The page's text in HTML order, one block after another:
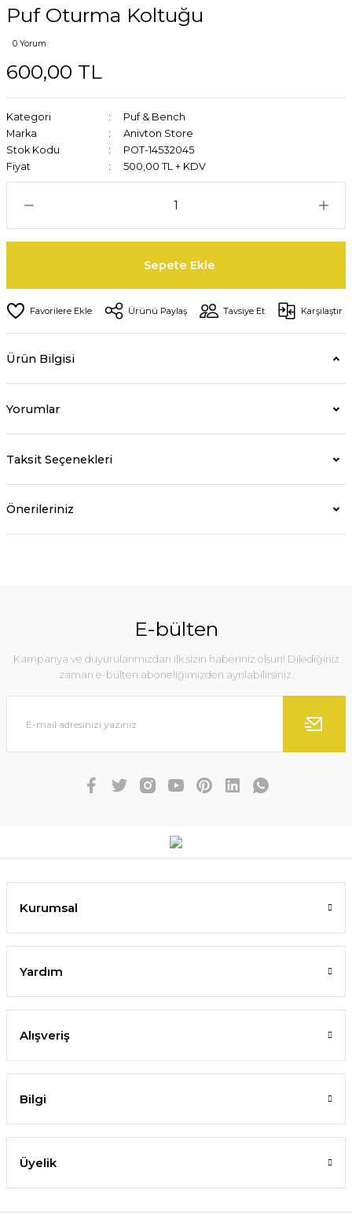
Puf Oturma Koltuğu
0 Yorum
600,00 TL
Kategori
Puf & Bench
Marka
Anivton Store
Stok Kodu
POT-14532045
Fiyat
500,00 TL + KDV
Sepete Ekle
Ürünü Paylaş Tavsiye Et Karşılaştır
Ürün Bilgisi
Yorumlar
Taksit Seçenekleri
Önerileriniz
E-bülten
Kampanya ve duyurularımızdan ilk sizin haberiniz olsun! Dilediğiniz
zaman e-bülten aboneliğimizden ayrılabilirsiniz.
Kurumsal
Yardım
Alışveriş
Bilgi
Üyelik